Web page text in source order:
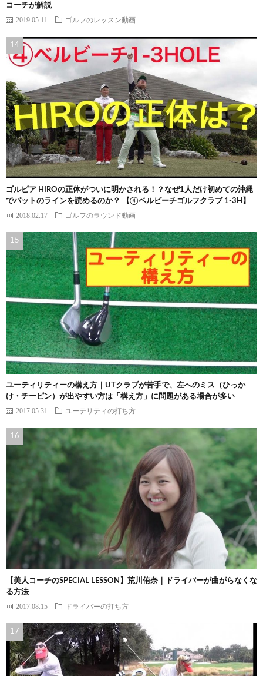
コーチが解説
2019.05.11 ゴルフのレッスン動画
ゴルピア HIROの正体がついに明かされる！？なぜ1人だけ初めての沖縄
でパットのラインを読めるのか？ 【④ベルビーチゴルフクラブ 1-3H】
2018.02.17 ゴルフのラウンド動画
ユーティリティーの構え方｜UTクラブが苦手で、左へのミス（ひっか
け・チーピン）が出やすい方は「構え方」に問題がある場合が多い
2017.05.31 ユーテリティの打ち方
【美人コーチのSPECIAL LESSON】荒川侑奈｜ドライバーが曲がらなくな
る方法
2017.08.15 ドライバーの打ち方